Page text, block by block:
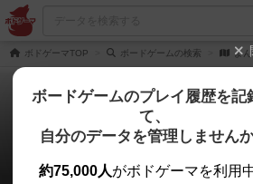
ボドゲーマTOP ボードゲームの検索 よ
よんろのご
0件の戦略やコツ
ボードゲームのプレイ履歴を記
て、
自分のデータを管理しません
約75,000人がボドゲーマを利用